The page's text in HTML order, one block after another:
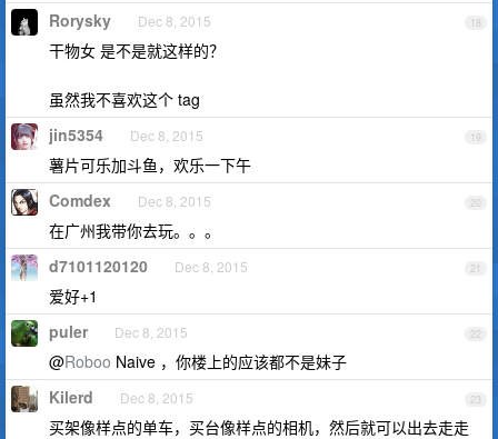
18
Rorysky Dec 8, 2015
干物女 是不是就这样的？
虽然我不喜欢这个 tag
19
jin5354 Dec 8, 2015
薯片可乐加斗鱼，欢乐一下午
20
Comdex Dec 8, 2015
在广州我带你去玩。。。
21
d7101120120 Dec 8, 2015
爱好+1
22
puler Dec 8, 2015
@Roboo Naive ，你楼上的应该都不是妹子
23
Kilerd Dec 8, 2015
买架像样点的单车，买台像样点的相机，然后就可以出去走走